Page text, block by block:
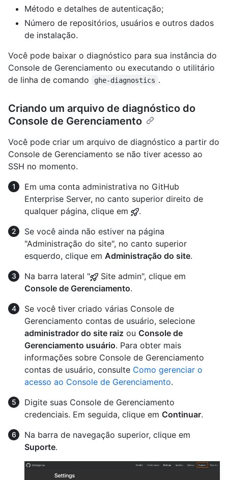
Método e detalhes de autenticação;
Número de repositórios, usuários e outros dados
de instalação.
Você pode baixar o diagnóstico para sua instância do
Console de Gerenciamento ou executando o utilitário
de linha de comando
ghe-diagnostics .
Criando um arquivo de diagnóstico do
Console de Gerenciamento
Você pode criar um arquivo de diagnóstico a partir do
Console de Gerenciamento se não tiver acesso ao
SSH no momento.
Em uma conta administrativa no GitHub
Enterprise Server, no canto superior direito de
qualquer página, clique em
.
Se você ainda não estiver na página
"Administração do site", no canto superior
esquerdo, clique em Administração do site.
Na barra lateral "
Site admin", clique em
Console de Gerenciamento.
Se você tiver criado várias Console de
Gerenciamento contas de usuário, selecione
administrador do site raiz ou Console de
Gerenciamento usuário. Para obter mais
informações sobre Console de Gerenciamento
contas de usuário, consulte Como gerenciar o
acesso ao Console de Gerenciamento.
Digite suas Console de Gerenciamento
credenciais. Em seguida, clique em Continuar.
Na barra de navegação superior, clique em
Suporte.